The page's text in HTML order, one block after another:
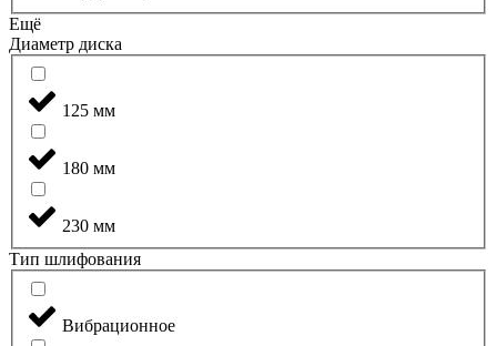
Ещё
Диаметр диска
125 мм
180 мм
230 мм
Тип шлифования
Вибрационное